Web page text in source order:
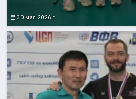
30 мая 2026 г.